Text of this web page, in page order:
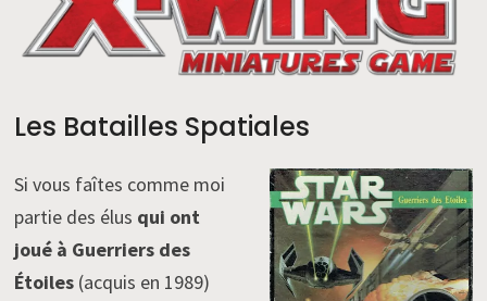
Les Batailles Spatiales
Si vous faîtes comme moi
partie des élus qui ont
joué à Guerriers des
Étoiles (acquis en 1989)